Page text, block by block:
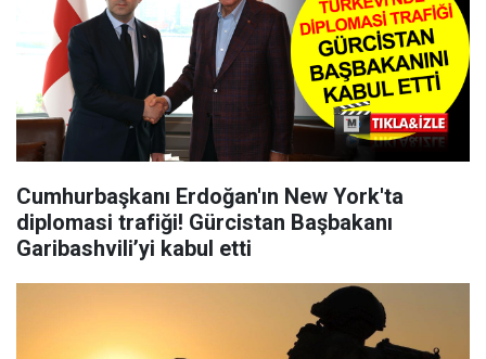
Cumhurbaşkanı Erdoğan'ın New York'ta
diplomasi trafiği! Gürcistan Başbakanı
Garibashvili’yi kabul etti